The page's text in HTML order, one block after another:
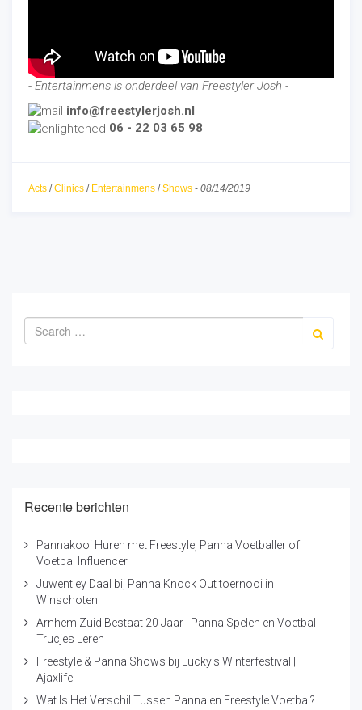
- Entertainmens is onderdeel van Freestyler Josh -
info@freestylerjosh.nl
06 - 22 03 65 98
Acts /Clinics / Entertainmens /Shows - 08/14/2019
Recente berichten
Pannakooi Huren met Freestyle, Panna Voetballer of
Voetbal Influencer
Juwentley Daal bij Panna Knock Out toernooi in
Winschoten
Arnhem Zuid Bestaat 20 Jaar | Panna Spelen en Voetbal
Trucjes Leren
Freestyle & Panna Shows bij Lucky's Winterfestival |
Ajaxlife
Wat Is Het Verschil Tussen Panna en Freestyle Voetbal?